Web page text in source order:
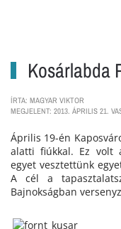
Kosárlabda
ÍRTA: MAGYAR VIKTOR
MEGJELENT: 2013. ÁPRILIS 21.
Április 19-én
alatti fiúkkal. Ez volt
egyet vesztettünk
A cél a
Bajnokságban